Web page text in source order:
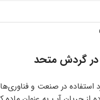
گردش متحد
استفاده در صنعت و